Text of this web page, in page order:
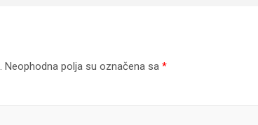
Neophodna polja su označena sa *